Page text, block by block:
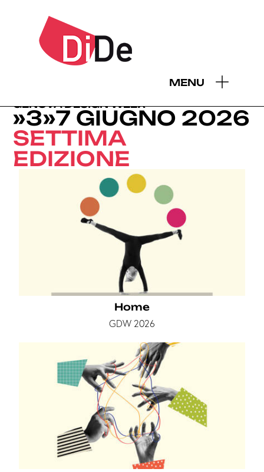
MENU
GENOVA DESIGN WEEK
»3»7 GIUGNO 2026
SETTIMA
EDIZIONE
Home
GDW 2026